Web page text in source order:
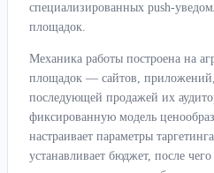
специализированных push-
площадок.
Механика работы построена на
площадок — сайтов,
последующей продажей их
фиксированную модель
настраивает параметры
устанавливает бюджет, после